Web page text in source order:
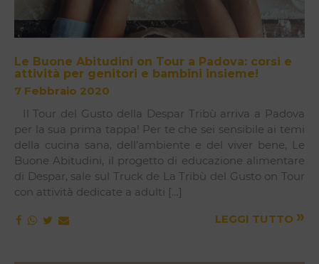
Le Buone Abitudini on Tour a Padova: corsi e
attività per genitori e bambini insieme!
7 Febbraio 2020
Il Tour del Gusto della Despar Tribù arriva a Padova
per la sua prima tappa! Per te che sei sensibile ai temi
della cucina sana, dell’ambiente e del viver bene, Le
Buone Abitudini, il progetto di educazione alimentare
di Despar, sale sul Truck de La Tribù del Gusto on Tour
con attività dedicate a adulti […]
LEGGI TUTTO »